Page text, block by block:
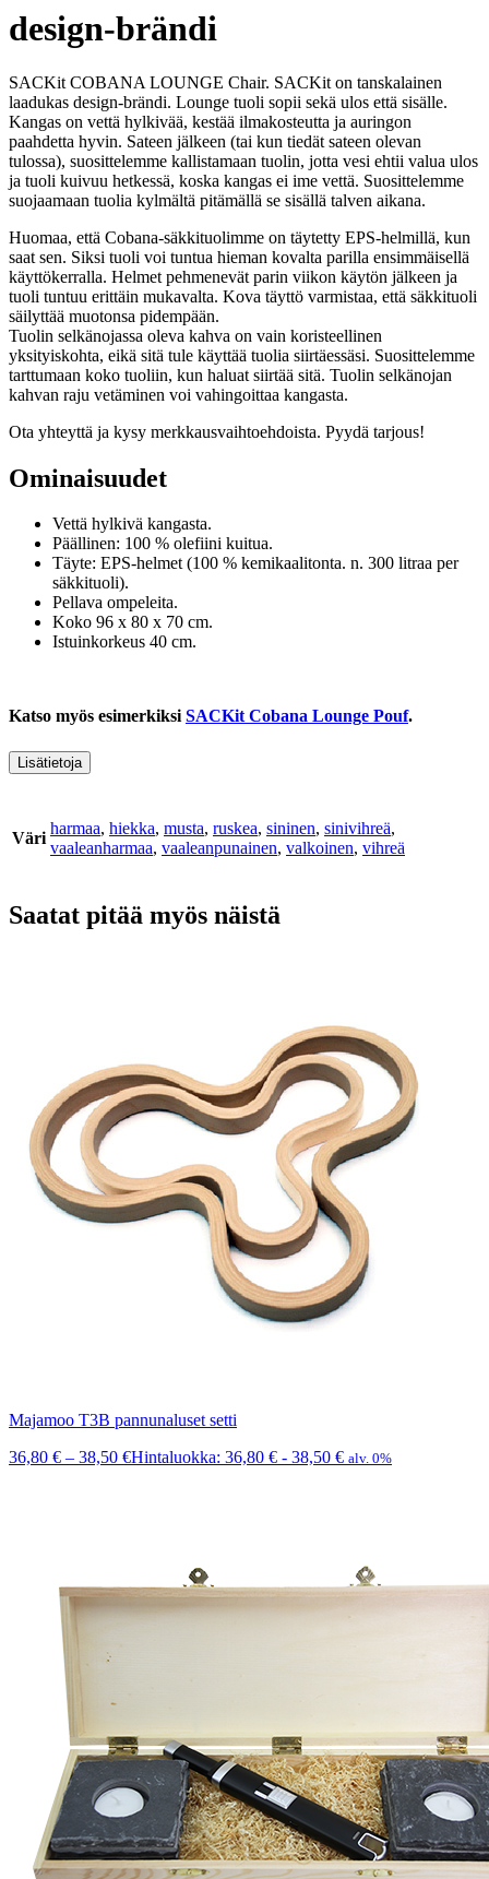
design-brändi
SACKit COBANA LOUNGE Chair. SACKit on tanskalainen
laadukas design-brändi. Lounge tuoli sopii sekä ulos että sisälle.
Kangas on vettä hylkivää, kestää ilmakosteutta ja auringon
paahdetta hyvin. Sateen jälkeen (tai kun tiedät sateen olevan
tulossa), suosittelemme kallistamaan tuolin, jotta vesi ehtii valua ulos
ja tuoli kuivuu hetkessä, koska kangas ei ime vettä. Suosittelemme
suojaamaan tuolia kylmältä pitämällä se sisällä talven aikana.
Huomaa, että Cobana-säkkituolimme on täytetty EPS-helmillä, kun
saat sen. Siksi tuoli voi tuntua hieman kovalta parilla ensimmäisellä
käyttökerralla. Helmet pehmenevät parin viikon käytön jälkeen ja
tuoli tuntuu erittäin mukavalta. Kova täyttö varmistaa, että säkkituoli
säilyttää muotonsa pidempään.
Tuolin selkänojassa oleva kahva on vain koristeellinen
yksityiskohta, eikä sitä tule käyttää tuolia siirtäessäsi. Suosittelemme
tarttumaan koko tuoliin, kun haluat siirtää sitä. Tuolin selkänojan
kahvan raju vetäminen voi vahingoittaa kangasta.
Ota yhteyttä ja kysy merkkausvaihtoehdoista. Pyydä tarjous!
Ominaisuudet
Vettä hylkivä kangasta.
Päällinen: 100 % olefiini kuitua.
Täyte: EPS-helmet (100 % kemikaalitonta. n. 300 litraa per
säkkituoli).
Pellava ompeleita.
Koko 96 x 80 x 70 cm.
Istuinkorkeus 40 cm.
Katso myös esimerkiksiSACKit Cobana Lounge Pouf.
Lisätietoja
Väri
harmaa, hiekka, musta, ruskea, sininen, sinivihreä,
vaaleanharmaa, vaaleanpunainen, valkoinen, vihreä
Saatat pitää myös näistä
Majamoo T3B pannunaluset setti
36,80 € – 38,50 €Hintaluokka: 36,80 € - 38,50 € alv. 0%